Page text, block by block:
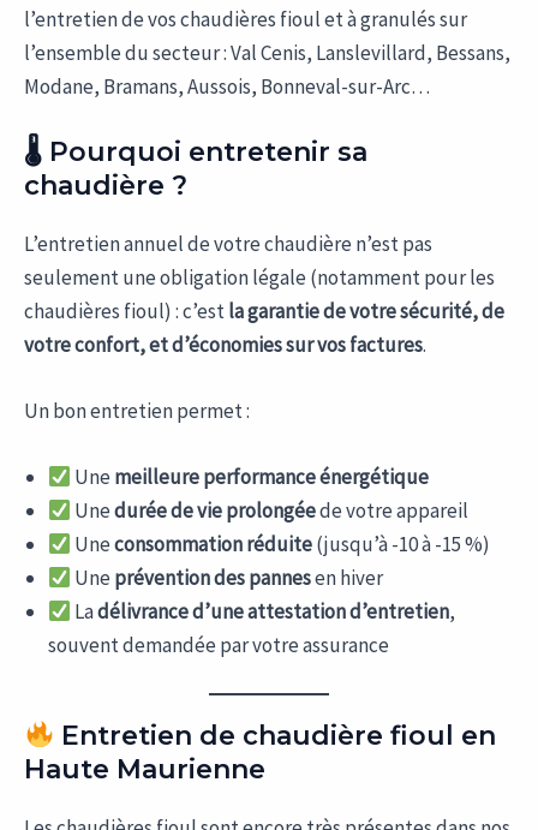
l’entretien de vos chaudières fioul et à granulés sur
l’ensemble du secteur : Val Cenis, Lanslevillard, Bessans,
Modane, Bramans, Aussois, Bonneval-sur-Arc…
🌡 Pourquoi entretenir sa
chaudière ?
L’entretien annuel de votre chaudière n’est pas
seulement une obligation légale (notamment pour les
chaudières fioul) : c’estla garantie de votre sécurité, de
votre confort, et d’économies sur vos factures.
Un bon entretien permet :
Une meilleure performance énergétique
Unedurée de vie prolongéede votre appareil
Uneconsommation réduite(jusqu’à -10 à -15 %)
Une prévention des pannesen hiver
Ladélivrance d’une attestation d’entretien,
souvent demandée par votre assurance
Entretien de chaudière fioul en
Haute Maurienne